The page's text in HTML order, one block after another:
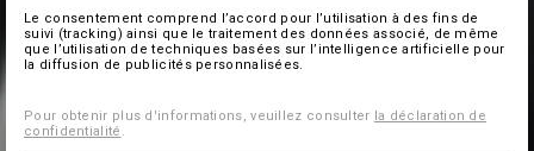
Le consentement comprend l’accord pour l’utilisation à des fins de
suivi (tracking) ainsi que le traitement des données associé, de même
que l’utilisation de techniques basées sur l’intelligence artificielle pour
la diffusion de publicités personnalisées.
Pour obtenir plus d'informations, veuillez consulter la déclaration de
confidentialité .